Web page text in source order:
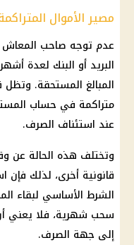
مصير الأموال
عدم توجه صاحب المعاش
البريد أو البنك لعدة
المبالغ المستحقة.
متراكمة في حساب
عند استئناف الصرف.
وتختلف هذه الحالة عن
قانونية أخرى، لذلك
الشرط الأساسي لبقاء
سحب شهرية، فلا يعني
إلى جهة الصرف.